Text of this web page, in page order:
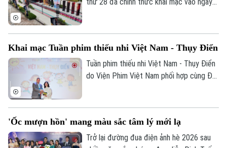
0865.116.699 (hotline)
Khai mạc Tuần phim thiếu nhi Việt Nam - Thụy Điển
Tuần phim thiếu nhi Việt Nam - Thụy Điển
do Viện Phim Việt Nam phối hợp cùng Đại
Khánh, TP Hà Nội.
'Ốc mượn hồn' mang màu sắc tâm lý mới lạ
Trở lại đường đua điện ảnh hè 2026 sau